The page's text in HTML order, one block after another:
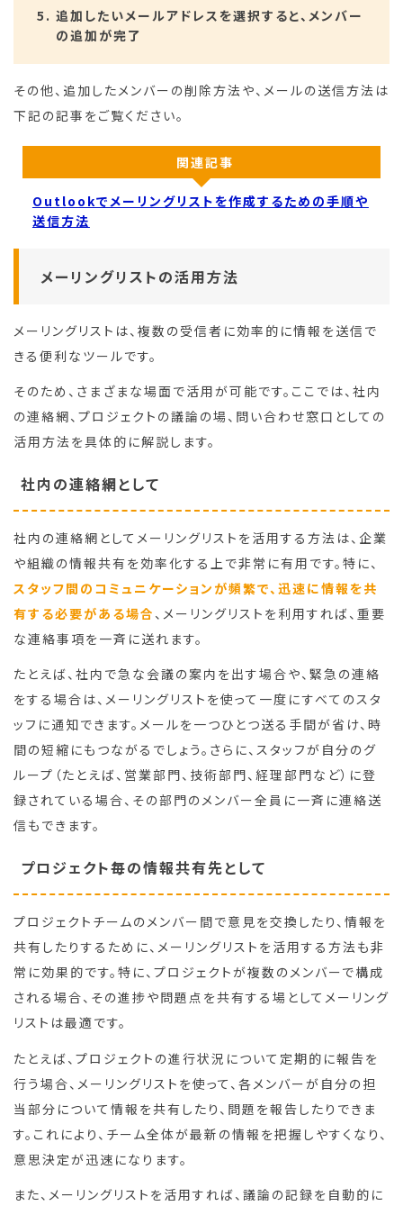
追加したいメールアドレスを選択すると、メンバー
の追加が完了
その他、追加したメンバーの削除方法や、メールの送信方法は
下記の記事をご覧ください。
関連記事
Outlookでメーリングリストを作成するための手順や
送信方法
メーリングリストの活用方法
メーリングリストは、複数の受信者に効率的に情報を送信で
きる便利なツールです。
そのため、さまざまな場面で活用が可能です。ここでは、社内
の連絡網、プロジェクトの議論の場、問い合わせ窓口としての
活用方法を具体的に解説します。
社内の連絡網として
社内の連絡網としてメーリングリストを活用する方法は、企業
や組織の情報共有を効率化する上で非常に有用です。特に、
スタッフ間のコミュニケーションが頻繁で、迅速に情報を共
有する必要がある場合 、メーリングリストを利用すれば、重要
な連絡事項を一斉に送れます。
たとえば、社内で急な会議の案内を出す場合や、緊急の連絡
をする場合は、メーリングリストを使って一度にすべてのスタ
ッフに通知できます。メールを一つひとつ送る手間が省け、時
間の短縮にもつながるでしょう。さらに、スタッフが自分のグ
ループ（たとえば、営業部門、技術部門、経理部門など）に登
録されている場合、その部門のメンバー全員に一斉に連絡送
信もできます。
プロジェクト毎の情報共有先として
プロジェクトチームのメンバー間で意見を交換したり、情報を
共有したりするために、メーリングリストを活用する方法も非
常に効果的です。特に、プロジェクトが複数のメンバーで構成
される場合、その進捗や問題点を共有する場としてメーリング
リストは最適です。
たとえば、プロジェクトの進行状況について定期的に報告を
行う場合、メーリングリストを使って、各メンバーが自分の担
当部分について情報を共有したり、問題を報告したりできま
す。これにより、チーム全体が最新の情報を把握しやすくなり、
意思決定が迅速になります。
また、メーリングリストを活用すれば、議論の記録を自動的に